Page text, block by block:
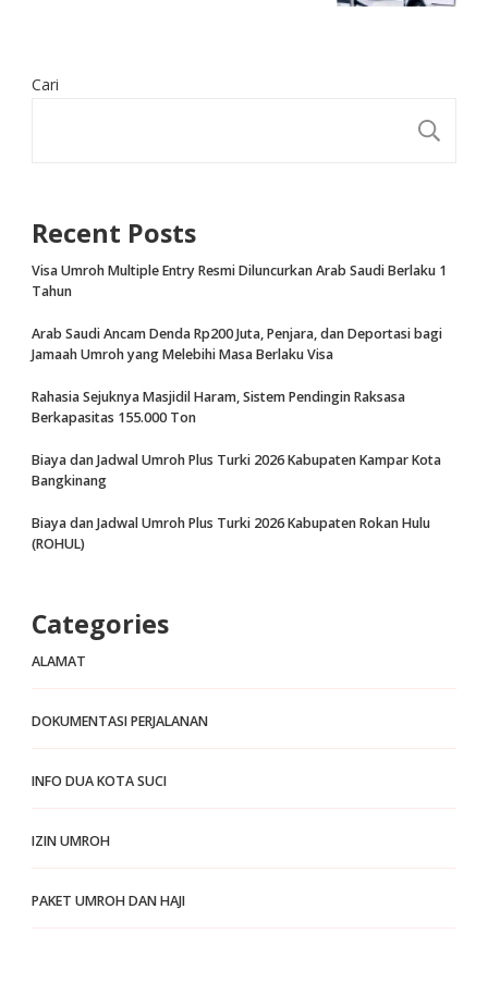
Cari
Recent Posts
Visa Umroh Multiple Entry Resmi Diluncurkan Arab Saudi Berlaku 1
Tahun
Arab Saudi Ancam Denda Rp200 Juta, Penjara, dan Deportasi bagi
Jamaah Umroh yang Melebihi Masa Berlaku Visa
Rahasia Sejuknya Masjidil Haram, Sistem Pendingin Raksasa
Berkapasitas 155.000 Ton
Biaya dan Jadwal Umroh Plus Turki 2026 Kabupaten Kampar Kota
Bangkinang
Biaya dan Jadwal Umroh Plus Turki 2026 Kabupaten Rokan Hulu
(ROHUL)
Categories
ALAMAT
DOKUMENTASI PERJALANAN
INFO DUA KOTA SUCI
IZIN UMROH
PAKET UMROH DAN HAJI